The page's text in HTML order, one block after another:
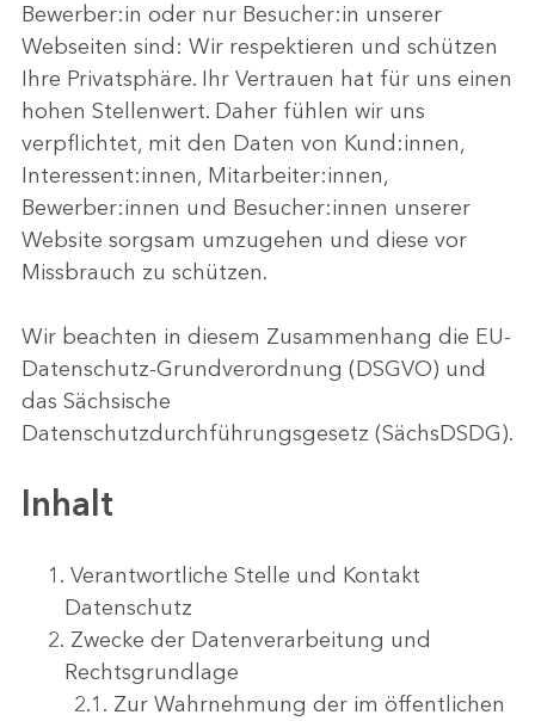
Bewerber:in oder nur Besucher:in unserer
Webseiten sind: Wir respektieren und schützen
Ihre Privatsphäre. Ihr Vertrauen hat für uns einen
hohen Stellenwert. Daher fühlen wir uns
verpflichtet, mit den Daten von Kund:innen,
Interessent:innen, Mitarbeiter:innen,
Bewerber:innen und Besucher:innen unserer
Website sorgsam umzugehen und diese vor
Missbrauch zu schützen.
Wir beachten in diesem Zusammenhang die EU-
Datenschutz-Grundverordnung (DSGVO) und
das Sächsische
Datenschutzdurchführungsgesetz (SächsDSDG).
Inhalt
Verantwortliche Stelle und Kontakt
Datenschutz
Zwecke der Datenverarbeitung und
Rechtsgrundlage
Zur Wahrnehmung der im öffentlichen